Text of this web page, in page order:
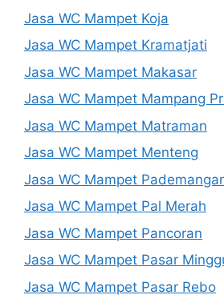
Jasa WC Mampet Koja
Jasa WC Mampet Kramatjati
Jasa WC Mampet Makasar
Jasa WC Mampet Mampang
Jasa WC Mampet Matraman
Jasa WC Mampet Menteng
Jasa WC Mampet
Jasa WC Mampet Pal Merah
Jasa WC Mampet Pancoran
Jasa WC Mampet Pasar
Jasa WC Mampet Pasar Rebo